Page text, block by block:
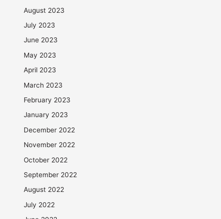
August 2023
July 2023
June 2023
May 2023
April 2023
March 2023
February 2023
January 2023
December 2022
November 2022
October 2022
September 2022
August 2022
July 2022